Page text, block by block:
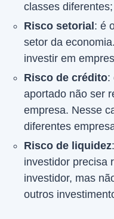
classes diferentes;
Risco setorial : é
setor da
investir em
Risco de crédito:
aportado não ser
empresa. Nesse
diferentes
Risco de liquidez
investidor precisa
investidor, mas
outros